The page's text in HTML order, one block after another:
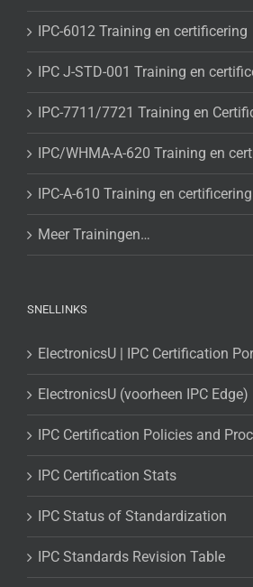
IPC-6012 Training en certificering
IPC J-STD-001 Training en
IPC-7711/7721 Training en
IPC/WHMA-A-620 Training en
IPC-A-610 Training en certificering
Meer Trainingen…
SNELLINKS
ElectronicsU | IPC Certification
ElectronicsU (voorheen IPC Edge)
IPC Certification Policies and
IPC Certification Stats
IPC Status of Standardization
IPC Standards Revision Table